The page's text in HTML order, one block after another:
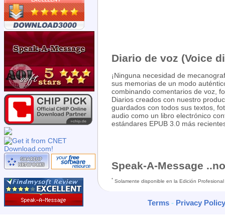
Diario de voz (Voice
¡Ninguna necesidad de
sus memorias de un modo
combinando comentarios de voz,
Diarios creados con nuestro
guardados con todos sus textos,
audio como un libro electrónico
estándares EPUB 3.0 más
Speak-A-Message
* Solamente disponible en la Edición Profesional
Terms - Privacy Policy